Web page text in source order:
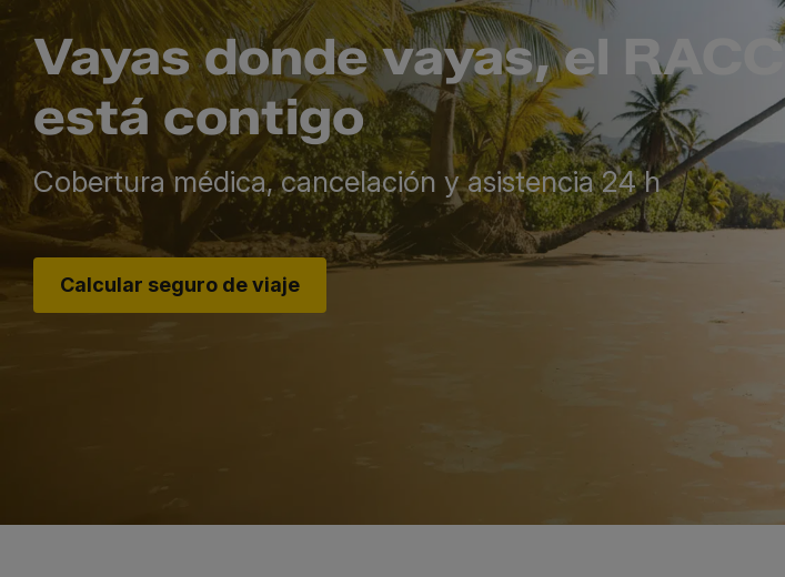
Vayas donde vayas, el RACC
está contigo
Cobertura médica, cancelación y asistencia 24 h
Calcular seguro de viaje